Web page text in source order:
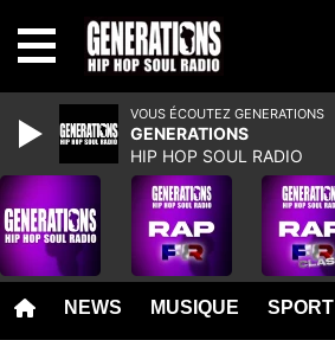
NEWS MUSIQUE SPORT
VOUS ÉCOUTEZ GENERATIONS
GENERATIONS
HIP HOP SOUL RADIO